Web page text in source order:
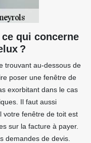
qui concerne
?
trouvant au-dessous de
poser une fenêtre de
exorbitant dans le cas
Il faut aussi
votre fenêtre de toit est
sur la facture à payer.
demandes de devis.